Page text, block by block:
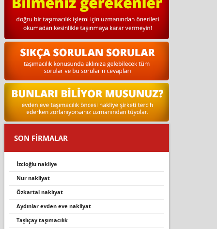
SON FİRMALAR
i̇zcioğlu nakliye
nur nakli̇yat
özkartal nakliyat
aydınlar evden eve nakliyat
taşliçay taşimacilik